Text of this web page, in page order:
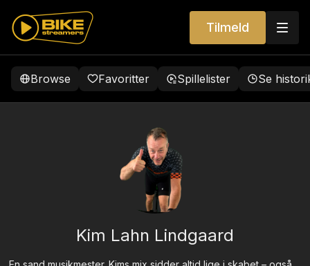
Tilmeld
Browse Favoritter Spillelister Se
Kim Lahn Lindgaard